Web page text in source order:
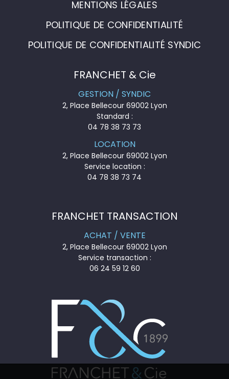
MENTIONS LÉGALES
POLITIQUE DE CONFIDENTIALITÉ
POLITIQUE DE CONFIDENTIALITÉ SYNDIC
FRANCHET & Cie
GESTION / SYNDIC
2, Place Bellecour 69002 Lyon
Standard :
04 78 38 73 73
LOCATION
2, Place Bellecour 69002 Lyon
Service location :
04 78 38 73 74
FRANCHET TRANSACTION
ACHAT / VENTE
2, Place Bellecour 69002 Lyon
Service transaction :
06 24 59 12 60